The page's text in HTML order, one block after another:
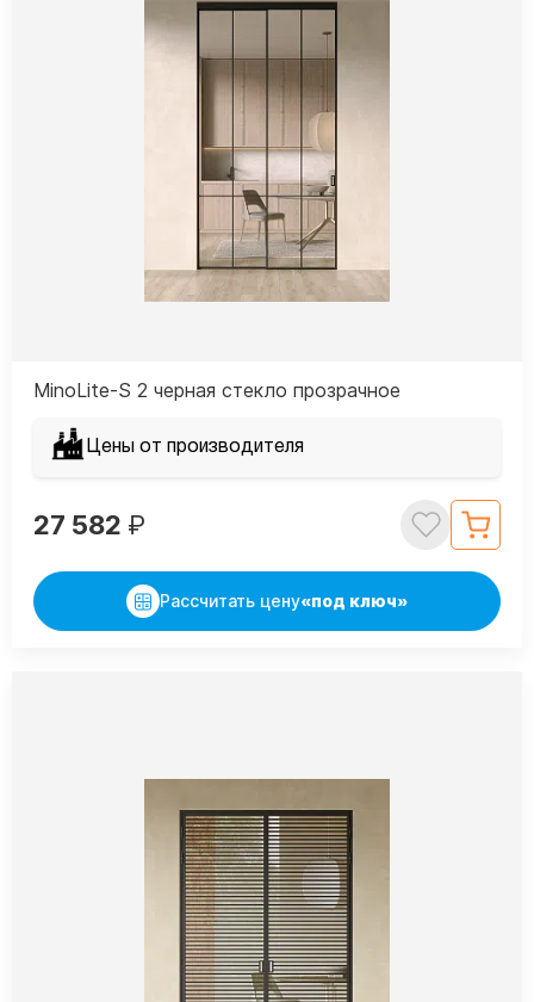
MinoLite-S 2 черная стекло прозрачное
Цены от производителя
27 582 ₽
Рассчитать цену«под ключ»